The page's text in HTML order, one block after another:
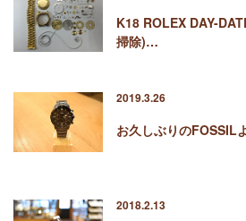
K18 ROLEX DAY-
掃除)…
2019.3.26
お久しぶりのFOSSIL
2018.2.13